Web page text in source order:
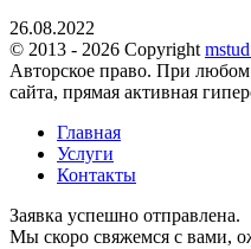
26.08.2022
© 2013 - 2026 Copyright
Авторское право. При
сайта, прямая активная
Главная
Услуги
Контакты
Заявка успешно отправлена.
Мы скоро свяжемся с вами,